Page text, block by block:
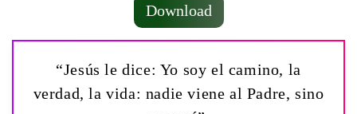
Download
“Jesús le dice: Yo soy el camino, la
verdad, la vida: nadie viene al Padre, sino